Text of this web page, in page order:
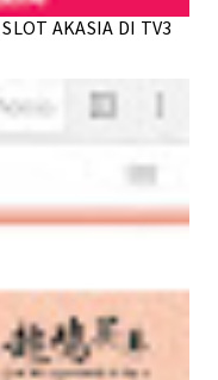
AKASIA DI TV3